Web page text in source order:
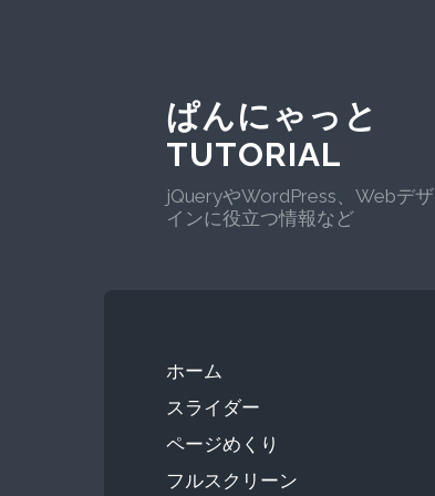
ぱんにゃっと
TUTORIAL
jQueryやWordPress、Webデザ
インに役立つ情報など
ホーム
スライダー
ページめくり
フルスクリーン